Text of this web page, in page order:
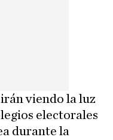
viendo la luz
electorales
durante la